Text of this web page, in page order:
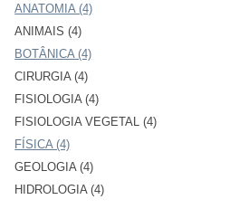
ANATOMIA (4)
ANIMAIS (4)
BOTÂNICA (4)
CIRURGIA (4)
FISIOLOGIA (4)
FISIOLOGIA VEGETAL (4)
FÍSICA (4)
GEOLOGIA (4)
HIDROLOGIA (4)